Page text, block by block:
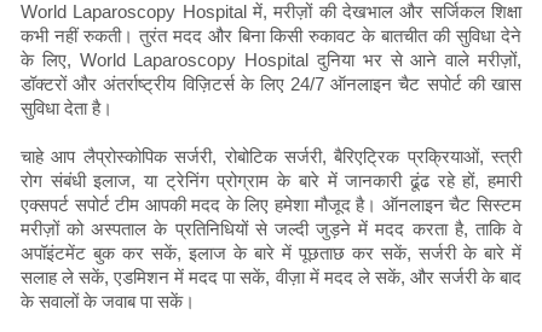
World Laparoscopy Hospital में, मरीज़ों की देखभाल और सर्जिकल शिक्षा
कभी नहीं रुकती। तुरंत मदद और बिना किसी रुकावट के बातचीत की सुविधा देने
के लिए, World Laparoscopy Hospital दुनिया भर से आने वाले मरीज़ों,
डॉक्टरों और अंतर्राष्ट्रीय विज़िटर्स के लिए 24/7 ऑनलाइन चैट सपोर्ट की खास
सुविधा देता है।
चाहे आप लैप्रोस्कोपिक सर्जरी, रोबोटिक सर्जरी, बैरिएट्रिक प्रक्रियाओं, स्त्री
रोग संबंधी इलाज, या ट्रेनिंग प्रोग्राम के बारे में जानकारी ढूंढ रहे हों, हमारी
एक्सपर्ट सपोर्ट टीम आपकी मदद के लिए हमेशा मौजूद है। ऑनलाइन चैट सिस्टम
मरीज़ों को अस्पताल के प्रतिनिधियों से जल्दी जुड़ने में मदद करता है, ताकि वे
अपॉइंटमेंट बुक कर सकें, इलाज के बारे में पूछताछ कर सकें, सर्जरी के बारे में
सलाह ले सकें, एडमिशन में मदद पा सकें, वीज़ा में मदद ले सकें, और सर्जरी के बाद
के सवालों के जवाब पा सकें।